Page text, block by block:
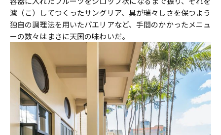
濾（こ）してつくったサングリア、具が瑞々しさを保つよう
独自の調理法を用いたパエリアなど、手間のかかったメニュ
ーの数々はまさに天国の味わいだ。